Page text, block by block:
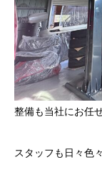
整備も当社にお任
スタッフも日々色